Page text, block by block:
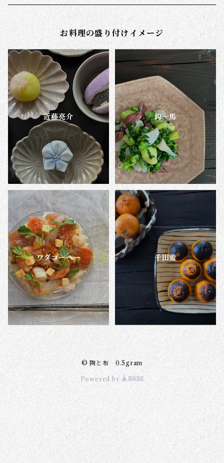
帳･春の便り
帳･朝の光
帳・いつかの夕暮れ
帳･菜の花の小径
霧の朝
真夜中の雨
お料理の盛り付けイメージ
近藤亮介 鈎一馬
ワダコーヘー 千田徹
© 陶と布 0.5gram
Powered by